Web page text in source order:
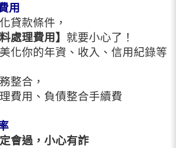
用
貸款條件，
處理費用】 就要小心了！
化你的年資、收入、信用紀錄等
整合，
費用、負債整合手續費
會過，小心有詐